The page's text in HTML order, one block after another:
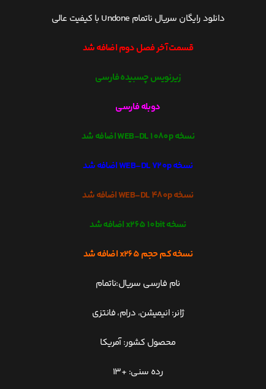
دانلود رایگان سریال ناتمام Undone با کیفیت عالی
قسمت آخر فصل دوم اضافه شد
زیرنویس چسبیده فارسی
دوبله فارسی
نسخه WEB-DL 1080p اضافه شد
نسخه WEB-DL 720p اضافه شد
نسخه WEB-DL 480p اضافه شد
نسخه x265 10bit اضافه شد
نسخه کم حجم x265 اضافه شد
نام فارسی سریال:ناتمام
ژانر: انیمیشن، درام، فانتزی
محصول کشور: آمریکا
رده سنی: +13